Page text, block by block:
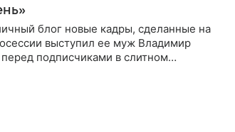
блог новые кадры, сделанные на
выступил ее муж Владимир
подписчиками в слитном